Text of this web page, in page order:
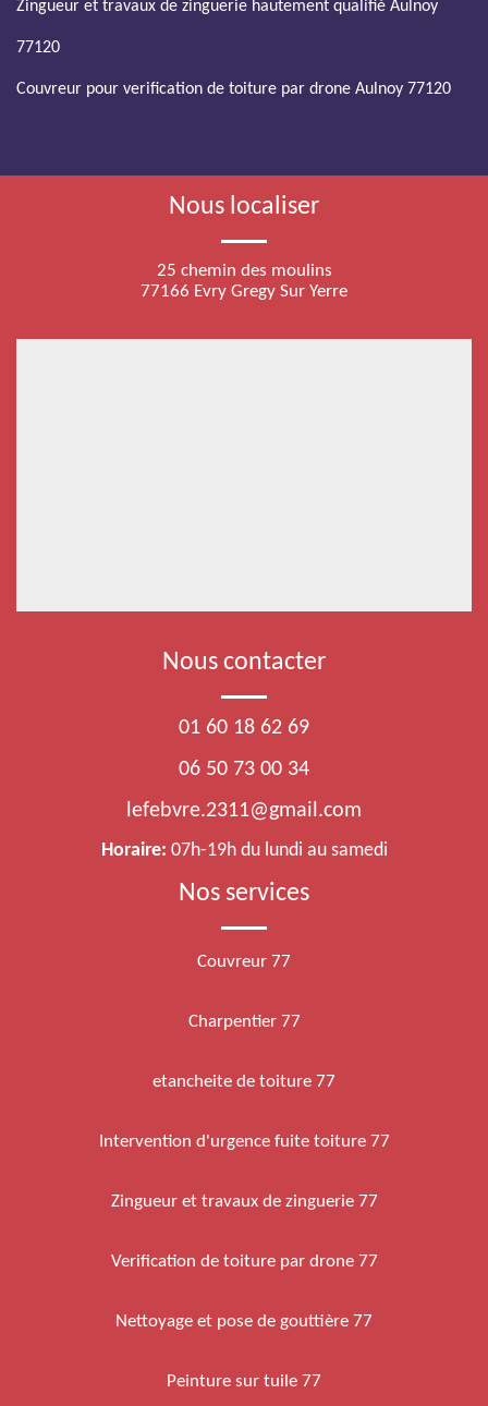
Zingueur et travaux de zinguerie hautement qualifié Aulnoy
77120
Couvreur pour verification de toiture par drone Aulnoy 77120
Nous localiser
25 chemin des moulins
77166 Evry Gregy Sur Yerre
Nous contacter
01 60 18 62 69
06 50 73 00 34
lefebvre.2311@gmail.com
Horaire: 07h-19h du lundi au samedi
Nos services
Couvreur 77
Charpentier 77
etancheite de toiture 77
Intervention d'urgence fuite toiture 77
Zingueur et travaux de zinguerie 77
Verification de toiture par drone 77
Nettoyage et pose de gouttière 77
Peinture sur tuile 77